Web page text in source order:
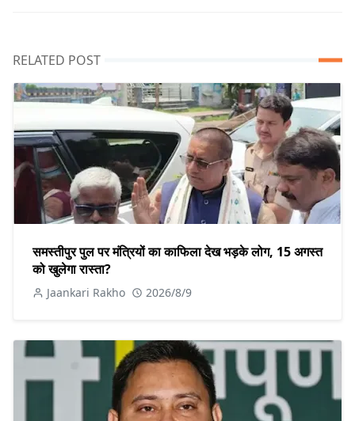
RELATED POST
समस्तीपुर पुल पर मंत्रियों का काफिला देख भड़के लोग, 15 अगस्त
को खुलेगा रास्ता?
Jaankari Rakho 2026/8/9